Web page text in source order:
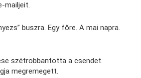
mailjeit.
buszra. Egy főre. A mai napra.
szétrobbantotta a csendet.
megremegett.